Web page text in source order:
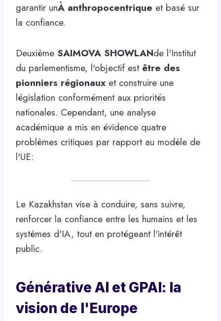
garantir unÀ anthropocentrique et basé sur
la confiance.
Deuxième SAIMOVA SHOWLANde l'Institut
du parlementisme, l'objectif est être des
pionniers régionaux et construire une
législation conformément aux priorités
nationales. Cependant, une analyse
académique a mis en évidence quatre
problèmes critiques par rapport au modèle de
l'UE:
Le Kazakhstan vise à conduire, sans suivre,
renforcer la confiance entre les humains et les
systèmes d'IA, tout en protégeant l'intérêt
public.
Générative AI et GPAI: la
vision de l'Europe